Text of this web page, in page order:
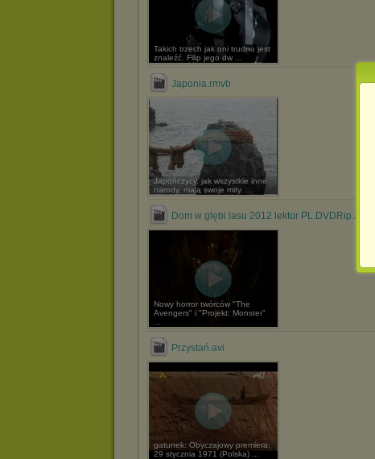
Takich trzech jak oni trudno jest
znaleźć. Filip jego dw ...
Japonia.rmvb
Japończycy, jak wszystkie inne
narody, mają swoje mity. ...
Dom w glębi lasu 2012 lektor PL.DVDRip.avi
Nowy horror twórców "The
Avengers" i "Projekt: Monster"
Przystań.avi
gatunek: Obyczajowy premiera:
29 stycznia 1971 (Polska) ...